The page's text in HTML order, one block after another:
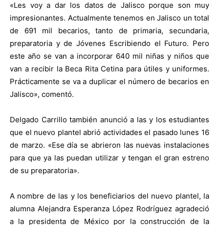
«Les voy a dar los datos de Jalisco porque son muy
impresionantes. Actualmente tenemos en Jalisco un total
de 691 mil becarios, tanto de primaria, secundaria,
preparatoria y de Jóvenes Escribiendo el Futuro. Pero
este año se van a incorporar 640 mil niñas y niños que
van a recibir la Beca Rita Cetina para útiles y uniformes.
Prácticamente se va a duplicar el número de becarios en
Jalisco», comentó.
Delgado Carrillo también anunció a las y los estudiantes
que el nuevo plantel abrió actividades el pasado lunes 16
de marzo. «Ese día se abrieron las nuevas instalaciones
para que ya las puedan utilizar y tengan el gran estreno
de su preparatoria».
A nombre de las y los beneficiarios del nuevo plantel, la
alumna Alejandra Esperanza López Rodríguez agradeció
a la presidenta de México por la construcción de la